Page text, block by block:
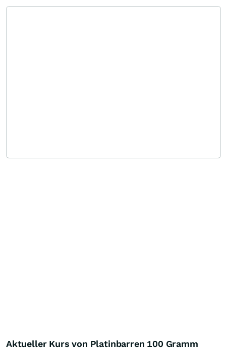
Aktueller Kurs von Platinbarren 100 Gramm